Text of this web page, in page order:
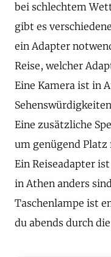
bei schlechtem
gibt es
ein Adapter
Reise, welcher
Eine Kamera ist in
Eine zusätzliche
um genügend Platz
Ein Reiseadapter
in Athen anders
Taschenlampe ist
du abends durch